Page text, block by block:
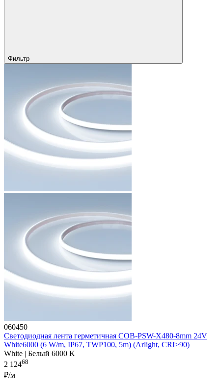
Фильтр
060450
Светодиодная лента герметичная COB-PSW-X480-8mm 24V
White6000 (6 W/m, IP67, TWP100, 5m) (Arlight, CRI>90)
White | Белый 6000 K
2 12468
₽/м